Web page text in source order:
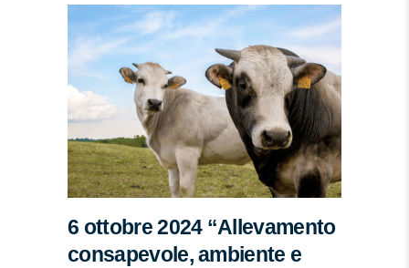
6 ottobre 2024 “Allevamento
consapevole, ambiente e